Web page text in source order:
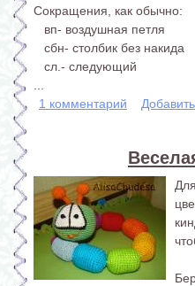
Сокращения, как обычно:
вп- воздушная петля
сбн- столбик без накида
сл.- следующий
1 комментарий